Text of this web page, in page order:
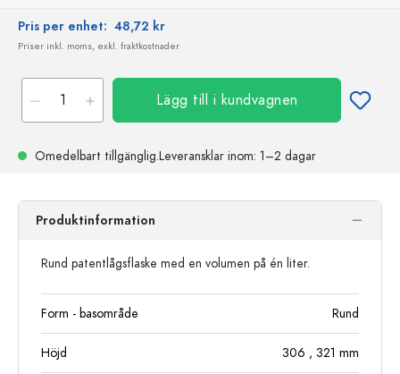
Pris per enhet: 48,72 kr
Priser inkl. moms, exkl. fraktkostnader
Lägg till i kundvagnen
Omedelbart tillgänglig.Leveransklar inom: 1–2 dagar
Produktinformation
Rund patentlågsflaske med en volumen på én liter.
Form - basområde Rund
Höjd 306 , 321 mm